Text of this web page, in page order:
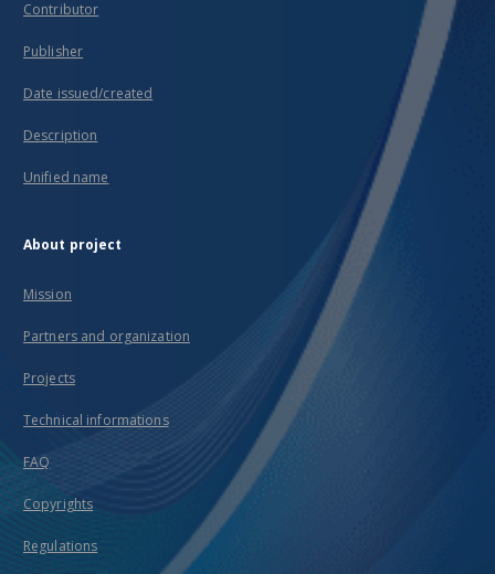
Contributor
Publisher
Date issued/created
Description
Unified name
About project
Mission
Partners and organization
Projects
Technical informations
FAQ
Copyrights
Regulations